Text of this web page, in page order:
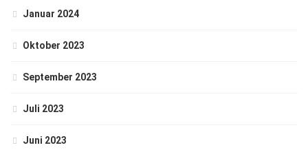
Januar 2024
Oktober 2023
September 2023
Juli 2023
Juni 2023